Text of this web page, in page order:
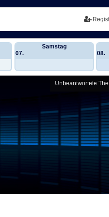
Samstag
07.
08.
Unbeantwortete